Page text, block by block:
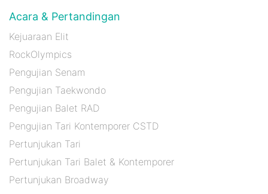
Acara & Pertandingan
Kejuaraan Elit
RockOlympics
Pengujian Senam
Pengujian Taekwondo
Pengujian Balet RAD
Pengujian Tari Kontemporer CSTD
Pertunjukan Tari
Pertunjukan Tari Balet & Kontemporer
Pertunjukan Broadway